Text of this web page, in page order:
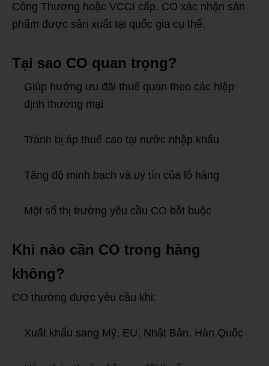
Công Thương hoặc VCCI cấp. CO xác nhận sản
phẩm được sản xuất tại quốc gia cụ thể.
Tại sao CO quan trọng?
Giúp hưởng ưu đãi thuế quan theo các hiệp
định thương mại
Tránh bị áp thuế cao tại nước nhập khẩu
Tăng độ minh bạch và uy tín của lô hàng
Một số thị trường yêu cầu CO bắt buộc
Khi nào cần CO trong hàng
không?
CO thường được yêu cầu khi:
Xuất khẩu sang Mỹ, EU, Nhật Bản, Hàn Quốc